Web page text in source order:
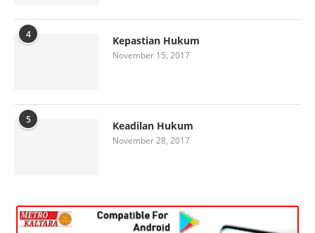
4 Kepastian Hukum
November 15, 2017
5 Keadilan Hukum
November 28, 2017